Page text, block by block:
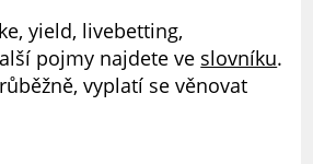
yield, livebetting,
pojmy najdete ve slovníku.
vyplatí se věnovat